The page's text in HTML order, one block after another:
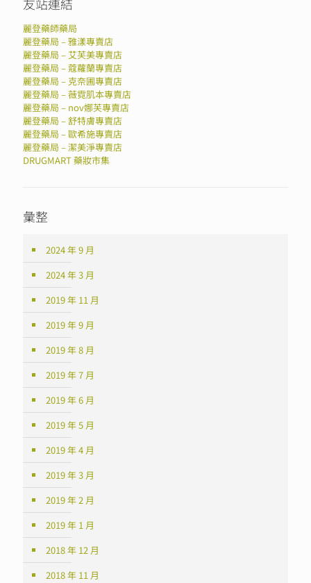
麗登藥師藥局
麗登藥局 – 雅漾專賣店
麗登藥局 – 艾芙美專賣店
麗登藥局 – 蔻蘿蘭專賣店
麗登藥局 – 克奈圃專賣店
麗登藥局 – 薇霓肌本專賣店
麗登藥局 – nov娜芙專賣店
麗登藥局 – 舒特膚專賣店
麗登藥局 – 歐希施專賣店
麗登藥局 – 潔美淨專賣店
DRUGMART 藥妝市集
彙整
2024 年 9 月
2024 年 3 月
2019 年 11 月
2019 年 9 月
2019 年 8 月
2019 年 7 月
2019 年 6 月
2019 年 5 月
2019 年 4 月
2019 年 3 月
2019 年 2 月
2019 年 1 月
2018 年 12 月
2018 年 11 月